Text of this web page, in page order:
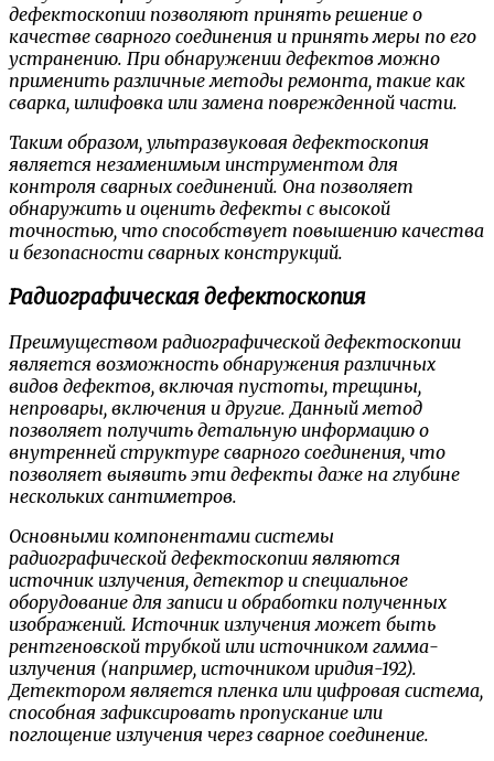
дефектоскопии позволяют принять решение о
качестве сварного соединения и принять меры по его
устранению. При обнаружении дефектов можно
применить различные методы ремонта, такие как
сварка, шлифовка или замена поврежденной части.
Таким образом, ультразвуковая дефектоскопия
является незаменимым инструментом для
контроля сварных соединений. Она позволяет
обнаружить и оценить дефекты с высокой
точностью, что способствует повышению качества
и безопасности сварных конструкций.
Радиографическая дефектоскопия
Преимуществом радиографической дефектоскопии
является возможность обнаружения различных
видов дефектов, включая пустоты, трещины,
непровары, включения и другие. Данный метод
позволяет получить детальную информацию о
внутренней структуре сварного соединения, что
позволяет выявить эти дефекты даже на глубине
нескольких сантиметров.
Основными компонентами системы
радиографической дефектоскопии являются
источник излучения, детектор и специальное
оборудование для записи и обработки полученных
изображений. Источник излучения может быть
рентгеновской трубкой или источником гамма-
излучения (например, источником иридия-192).
Детектором является пленка или цифровая система,
способная зафиксировать пропускание или
поглощение излучения через сварное соединение.